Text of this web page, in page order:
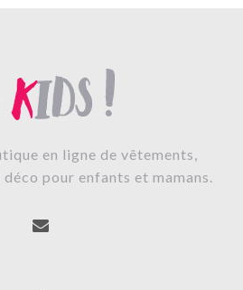
en ligne de vêtements,
pour enfants et mamans.